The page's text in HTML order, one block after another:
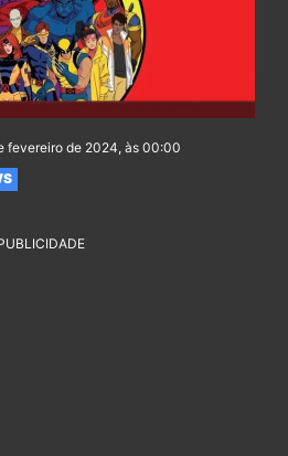
fevereiro de 2024, às 00:00